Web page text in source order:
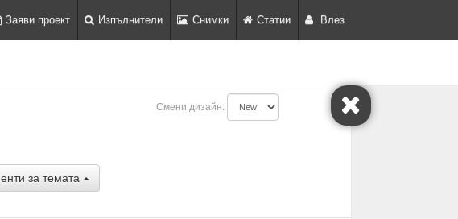
Заяви проект Изпълнители Снимки Статии Влез
Смени дизайн:
за темата